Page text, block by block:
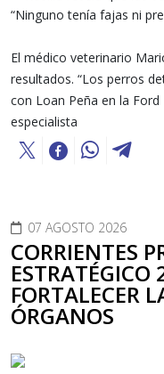
El médico veterinario
resultados. “Los perros
con Loan Peña en la Ford
especialista
07 AGOSTO 2026
CORRIENTES
FORTALECER
ÓRGANOS